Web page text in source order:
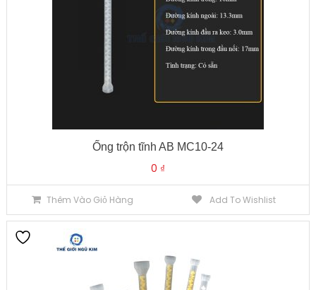
Ống trộn tĩnh AB MC10-24
0 ₫
Thêm Vào Giỏ Hàng Add To Wishlist